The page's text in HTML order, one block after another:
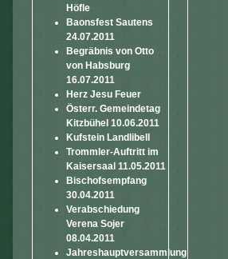
Höfle
Baonsfest Sautens
24.07.2011
Begräbnis von Otto
von Habsburg
16.07.2011
Herz Jesu Feuer
Österr. Gemeindetag
Kitzbühel 10.06.2011
Kufstein Landlibell
Trommler-Auftritt im
Kaisersaal 11.05.2011
Bischofsempfang
30.04.2011
Verabschiedung
Verena Sojer
08.04.2011
Jahreshauptversammlung